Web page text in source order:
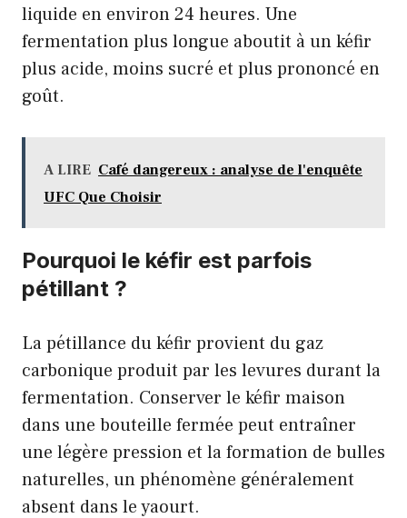
liquide en environ 24 heures. Une
fermentation plus longue aboutit à un kéfir
plus acide, moins sucré et plus prononcé en
goût.
A LIRE Café dangereux : analyse de l'enquête
UFC Que Choisir
Pourquoi le kéfir est parfois
pétillant ?
La pétillance du kéfir provient du gaz
carbonique produit par les levures durant la
fermentation. Conserver le kéfir maison
dans une bouteille fermée peut entraîner
une légère pression et la formation de bulles
naturelles, un phénomène généralement
absent dans le yaourt.